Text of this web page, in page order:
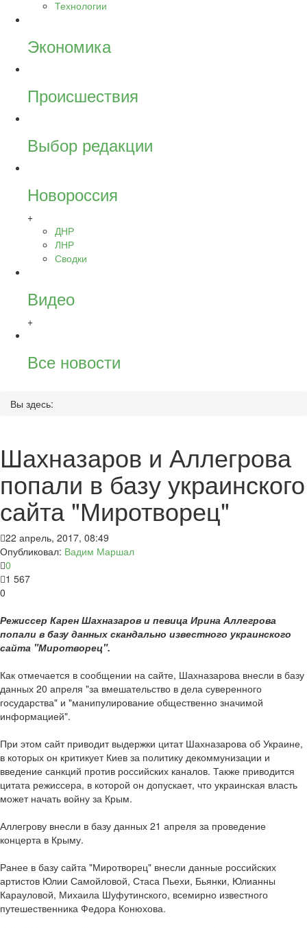
Технологии
Экономика
Происшествия
Выбор редакции
Новороссия
+
ДНР
ЛНР
Сводки
Видео
+
Все новости
Вы здесь:
Шахназаров и Аллегрова
попали в базу украинского
сайта "Миротворец"
22 апрель, 2017, 08:49
Опубликовал: Вадим Маршал
0
1 567
0
Режиссер Карен Шахназаров и певица Ирина Аллегрова
попали в базу данных скандально известного украинского
сайта "Миротворец".
Как отмечается в сообщении на сайте, Шахназарова внесли в базу
данных 20 апреля "за вмешательство в дела суверенного
государства" и "манипулирование общественно значимой
информацией".
При этом сайт приводит выдержки цитат Шахназарова об Украине,
в которых он критикует Киев за политику декоммунизации и
введение санкций против российских каналов. Также приводится
цитата режиссера, в которой он допускает, что украинская власть
может начать войну за Крым.
Аллегрову внесли в базу данных 21 апреля за проведение
концерта в Крыму.
Ранее в базу сайта "Миротворец" внесли данные российских
артистов Юлии Самойловой, Стаса Пьехи, Бьянки, Юлианны
Карауловой, Михаила Шуфутинского, всемирно известного
путешественника Федора Конюхова.